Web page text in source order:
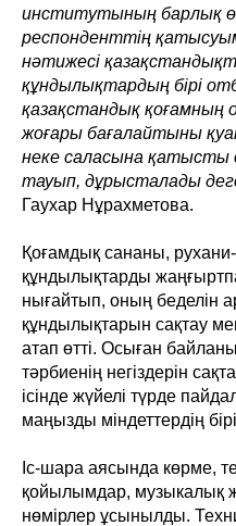
институтының барлық
респонденттің
нәтижесі
құндылықтардың бірі
қазақстандық қоғамның
жоғары бағалайтыны
неке саласына қатысты
тауып, дұрысталады
Гаухар Нұрахметова.
Қоғамдық сананы,
құндылықтарды
нығайтып, оның беделін
құндылықтарын сақтау
атап өтті. Осыған
тәрбиенің негіздерін
ісінде жүйелі түрде
маңызды міндеттердің
Іс-шара аясында көрме,
қойылымдар, музыкалық
нөмірлер ұсынылды.